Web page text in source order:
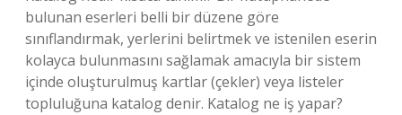
bulunan eserleri belli bir düzene göre
sınıflandırmak, yerlerini belirtmek ve istenilen eserin
kolayca bulunmasını sağlamak amacıyla bir sistem
içinde oluşturulmuş kartlar (çekler) veya listeler
topluluğuna katalog denir. Katalog ne iş yapar?